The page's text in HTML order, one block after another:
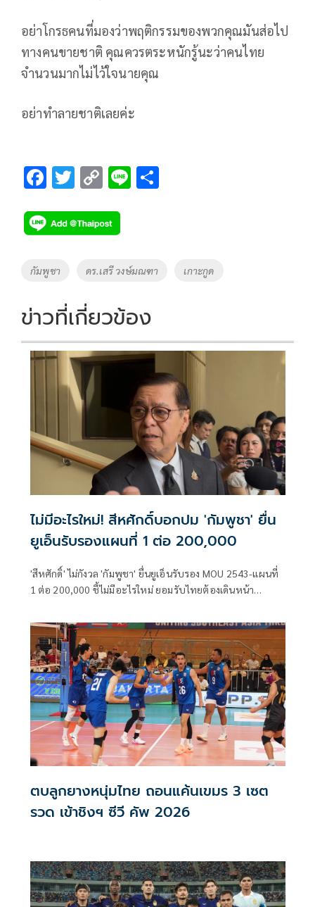
อย่าโกรธคนที่มองว่าพฤติกรรมของพวกคุณมันส่อไป
ทางคนขายชาติ คุณควรตระหนักรู้นะว่าคนไทย
จำนวนมากไม่ไว้ใจนายคุณ
อย่าทำลายชาติเลยค่ะ
F
e
b
o
k
T
tt
er
C
p
y
Li
k
Li
Tags
กัมพูชา ดร.เสรี วงษ์มณฑา เกาะกูด
ข่าวที่เกี่ยวข้อง
ไม่มีอะไรใหม่! สีหศักดิ์บอกปม 'กัมพูชา' ยื่น
ยูเอ็นรับรองแผนที่ 1 ต่อ 200,000
'สีหศักดิ์' ไม่กังวล 'กัมพูชา' ยื่นยูเอ็นรับรอง MOU 2543-แผนที่
1 ต่อ 200,000​ ชี้ไม่มีอะไรใหม่ ยอมรับไทยต้องเดินหน้า
ระวังตกเป็นเครื่องมือเขมร​
ตบลูกยางหนุ่มไทย ถอนแค้นเขมร 3 เซต
รวด เข้าชิงฯ ซีวี คัพ 2026